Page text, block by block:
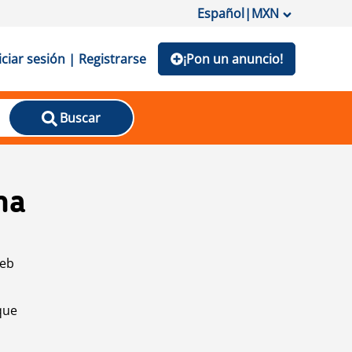
Español|MXN
sesión | Registrarse ¡Pon un anuncio!
Buscar